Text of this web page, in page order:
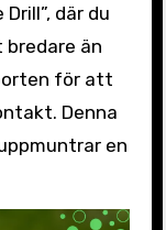
där du
än
för att
Denna
en